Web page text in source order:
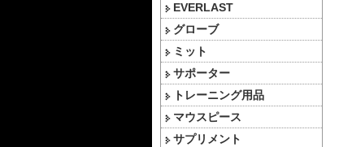
EVERLAST
グローブ
ミット
サポーター
トレーニング用品
マウスピース
サプリメント